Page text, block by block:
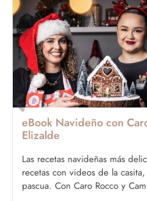
eBook Navideño con
Elizalde
Las recetas navideñas más
recetas con videos de la
pascua. Con Caro Rocco y